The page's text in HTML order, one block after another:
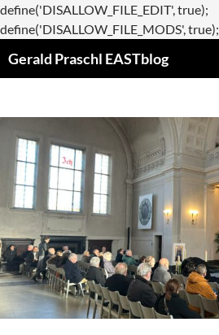
define('DISALLOW_FILE_EDIT', true);
define('DISALLOW_FILE_MODS', true);
Gerald Praschl EASTblog